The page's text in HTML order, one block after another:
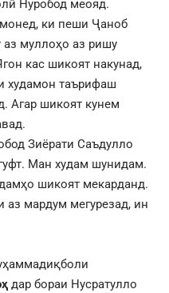
Нуробод меояд.
ки пеши Ҷаноб
муллоҳо аз ришу
кас шикоят накунад,
худамон таърифаш
Агар шикоят кунем
Зиёрати Саъдулло
Ман худам шунидам.
шикоят мекарданд.
аз мардум мегурезад, ин
дар бораи Нусратулло